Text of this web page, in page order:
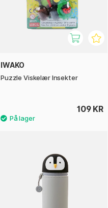
IWAKO
Puzzle Viskelær Insekter
109 KR